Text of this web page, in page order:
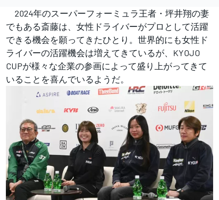
2024年のスーパーフォーミュラ王者・坪井翔の妻
でもある斎藤は、女性ドライバーがプロとして活躍
できる機会を願ってきたひとり。世界的にも女性ド
ライバーの活躍機会は増えてきているが、KYOJO
CUPが様々な企業の参画によって盛り上がってきて
いることを喜んでいるようだ。